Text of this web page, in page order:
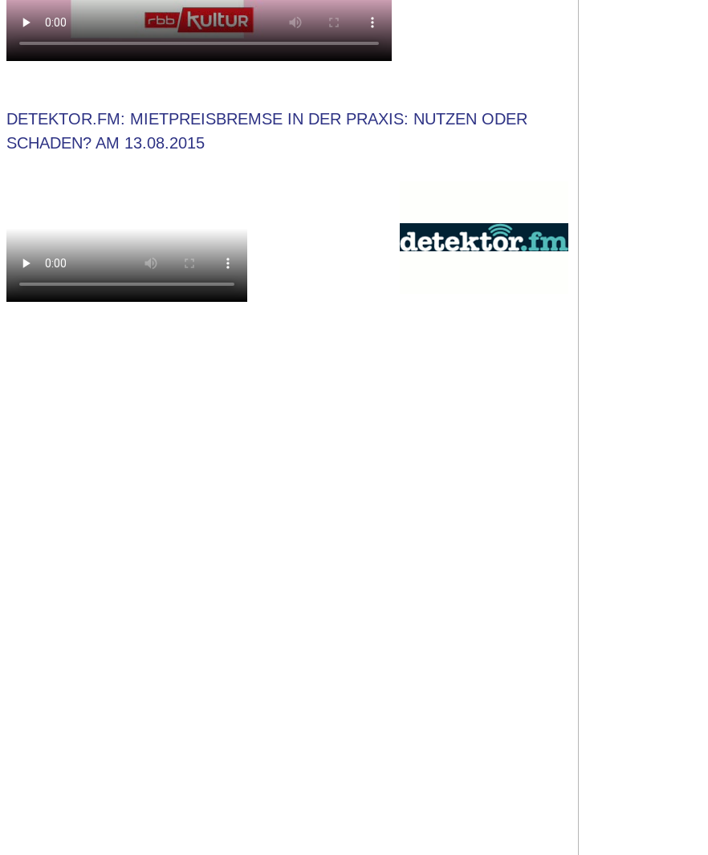
DETEKTOR.FM: MIETPREISBREMSE IN DER PRAXIS: NUTZEN ODER
SCHADEN? AM 13.08.2015